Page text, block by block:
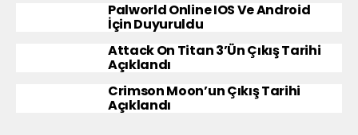
Palworld Online IOS Ve Android
İçin Duyuruldu
Attack On Titan 3’ün Çıkış Tarihi
Açıklandı
Crimson Moon’un Çıkış Tarihi
Açıklandı